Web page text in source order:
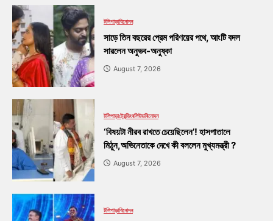
টলিপাড়াবিনোদন
সাড়ে তিন বছরের প্রেম পরিণয়ের পথে, আংটি বদল
সারলেন অনুভব-অনুষ্কা
August 7, 2026
টলিপাড়াট্রেন্ডিংবলিউডবিনোদন
‘বিষয়টা নীরব রাখতে চেয়েছিলেন’! হাসপাতালে
মিঠুন,অভিনেতাকে দেখে কী বললেন মুখ্যমন্ত্রী ?
August 7, 2026
টলিপাড়াবিনোদন